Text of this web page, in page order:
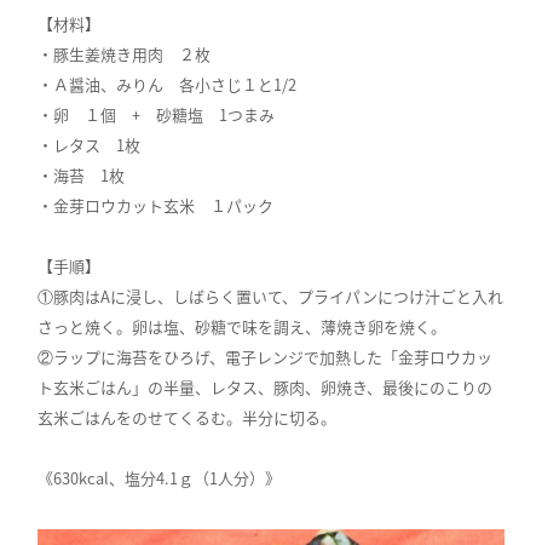
【材料】
・豚生姜焼き用肉 ２枚
・Ａ醤油、みりん 各小さじ１と1/2
・卵 １個 + 砂糖塩 1つまみ
・レタス 1枚
・海苔 1枚
・金芽ロウカット玄米 １パック
【手順】
①豚肉はAに浸し、しばらく置いて、プライパンにつけ汁ごと入れ
さっと焼く。卵は塩、砂糖で味を調え、薄焼き卵を焼く。
②ラップに海苔をひろげ、電子レンジで加熱した「金芽ロウカッ
ト玄米ごはん」の半量、レタス、豚肉、卵焼き、最後にのこりの
玄米ごはんをのせてくるむ。半分に切る。
《630kcal、塩分4.1ｇ（1人分）》